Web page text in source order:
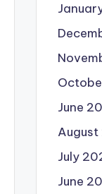
June
July
June